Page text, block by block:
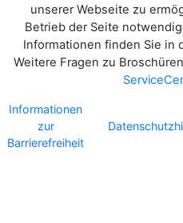
unserer Webseite zu
Betrieb der Seite
Informationen finden Sie in
Weitere Fragen zu
Informationen
zur
Barrierefreiheit